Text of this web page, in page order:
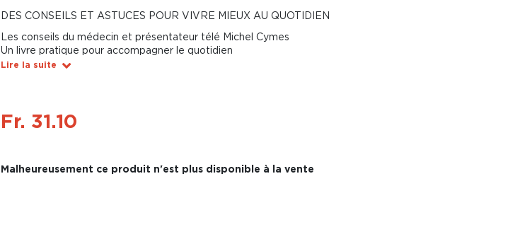
DES CONSEILS ET ASTUCES POUR VIVRE MIEUX AU QUOTIDIEN
Les conseils du médecin et présentateur télé Michel Cymes
Un livre pratique pour accompagner le quotidien
Lire la suite
Fr. 31.10
Malheureusement ce produit n'est plus disponible à la vente